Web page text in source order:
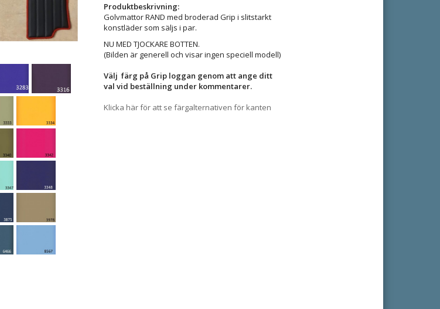
Produktbeskrivning:
Golvmattor RAND med broderad Grip i slitstarkt
konstläder som säljs i par.
NU MED TJOCKARE BOTTEN.
(Bilden är generell och visar ingen speciell modell)
Välj färg på Grip loggan genom att ange ditt
val vid beställning under kommentarer.
Klicka här för att se färgalternativen för kanten